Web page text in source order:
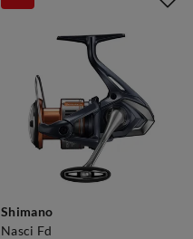
Shimano
Nasci Fd